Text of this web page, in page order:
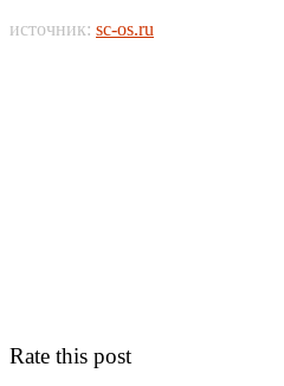
источник: sc-os.ru
Rate this post